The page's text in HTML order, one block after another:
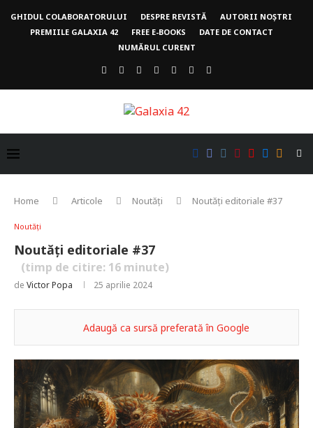
GHIDUL COLABORATORULUI DESPRE REVISTĂ
AUTORII NOȘTRI
PREMIILE GALAXIA 42
FREE E-BOOKS
DATE DE CONTACT
NUMĂRUL CURENT
Home Articole Noutăți Noutăți editoriale #37
Noutăți
Noutăți editoriale #37
(timp de citire: 16 minute)
de Victor Popa 25 aprilie 2024
Adaugă ca sursă preferată în Google